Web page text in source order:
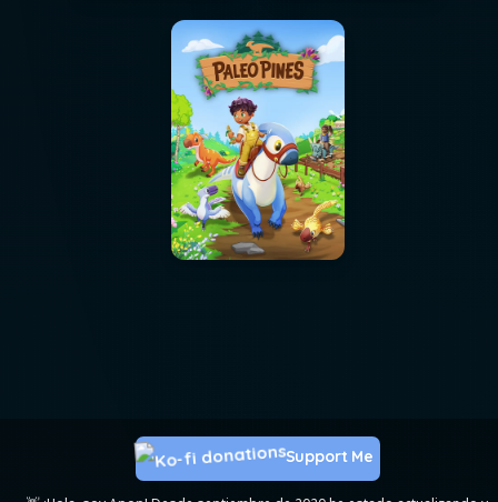
Support Me